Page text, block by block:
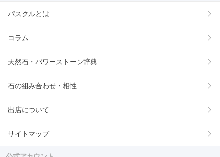
パスクルとは
コラム
天然石・パワーストーン辞典
石の組み合わせ・相性
出店について
サイトマップ